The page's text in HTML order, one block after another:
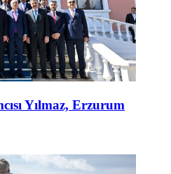
Yılmaz, Erzurum